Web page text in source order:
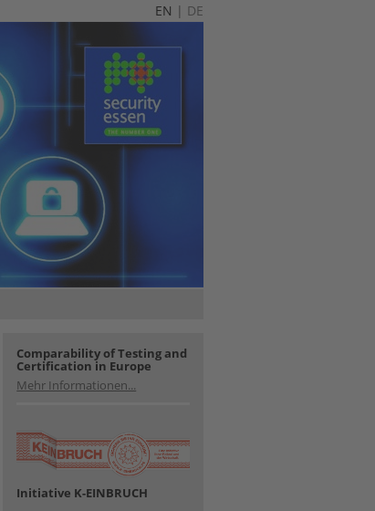
EN | DE
Comparability of Testing and
Certification in Europe
Mehr Informationen...
Initiative K-EINBRUCH